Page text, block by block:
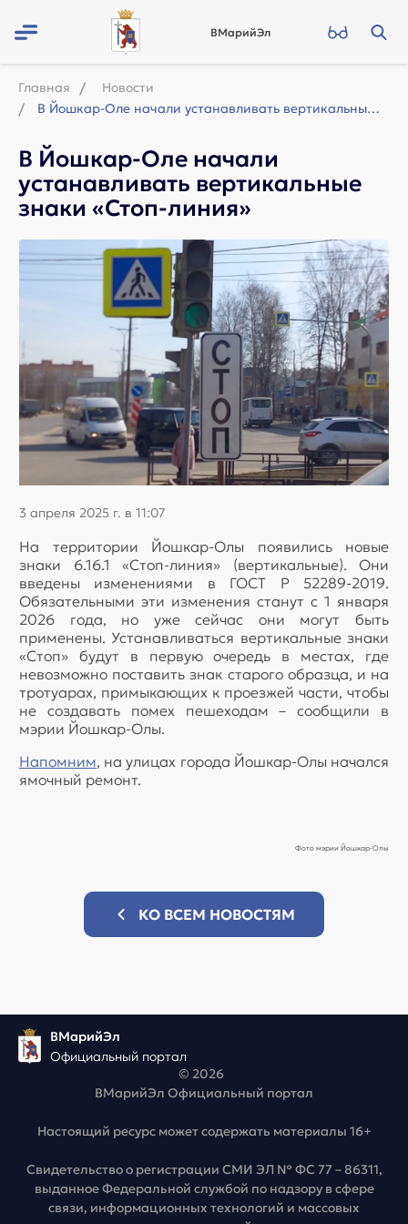
ВМарийЭл
Главная
Новости
В Йошкар-Оле начали устанавливать вертикальные знаки «Стоп-линия»
В Йошкар-Оле начали
устанавливать вертикальные
знаки «Стоп-линия»
3 апреля 2025 г. в 11:07
На территории Йошкар-Олы появились новые
знаки 6.16.1 «Стоп-линия» (вертикальные). Они
введены изменениями в ГОСТ Р 52289-2019.
Обязательными эти изменения станут с 1 января
2026 года, но уже сейчас они могут быть
применены. Устанавливаться вертикальные знаки
«Стоп» будут в первую очередь в местах, где
невозможно поставить знак старого образца, и на
тротуарах, примыкающих к проезжей части, чтобы
не создавать помех пешеходам – сообщили в
мэрии Йошкар-Олы.
Напомним, на улицах города Йошкар-Олы начался
ямочный ремонт.
Фото мэрии Йошкар-Олы
КО ВСЕМ НОВОСТЯМ
ВМарийЭл
Официальный портал
© 2026
ВМарийЭл Официальный портал
Настоящий ресурс может содержать материалы 16+
Свидетельство о регистрации СМИ ЭЛ № ФС 77 – 86311,
выданное Федеральной службой по надзору в сфере
связи, информационных технологий и массовых